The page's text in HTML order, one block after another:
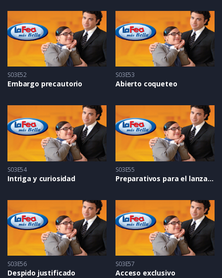
S03E52
Embargo precautorio
S03E53
Abierto coqueteo
S03E54
Intriga y curiosidad
S03E55
Preparativos para el lanzamiento
S03E56
Despido justificado
S03E57
Acceso exclusivo